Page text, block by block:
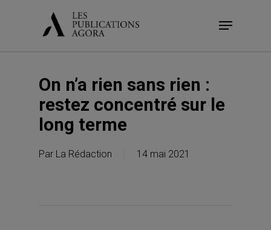
Menu
On n’a rien sans rien :
restez concentré sur le
long terme
Par La Rédaction 14 mai 2021